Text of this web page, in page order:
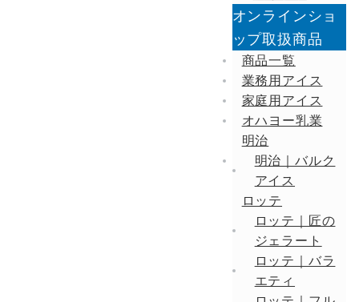
オンラインショ
ップ取扱商品
商品一覧
業務用アイス
家庭用アイス
オハヨー乳業
明治
明治｜バルク
アイス
ロッテ
ロッテ｜匠の
ジェラート
ロッテ｜バラ
エティ